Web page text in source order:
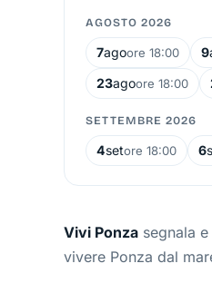
AGOSTO 2026
7agoore 18:00 9
23agoore 18:00
SETTEMBRE 2026
4setore 18:00 6
Vivi Ponza segnala
vivere Ponza dal